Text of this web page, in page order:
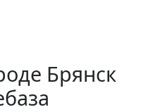
Брянск